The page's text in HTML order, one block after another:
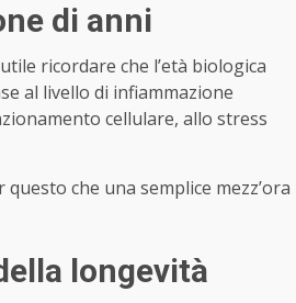
di anni
ricordare che l’età biologica
al livello di infiammazione
cellulare, allo stress
che una semplice mezz’ora
longevità